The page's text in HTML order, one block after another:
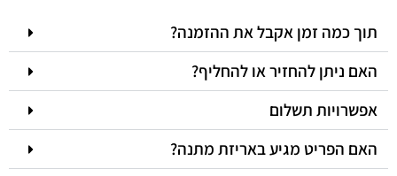
תוך כמה זמן אקבל את ההזמנה?
האם ניתן להחזיר או להחליף?
אפשרויות תשלום
האם הפריט מגיע באריזת מתנה?